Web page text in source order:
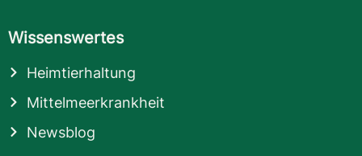
Wissenswertes
Heimtierhaltung
Mittelmeerkrankheit
Newsblog